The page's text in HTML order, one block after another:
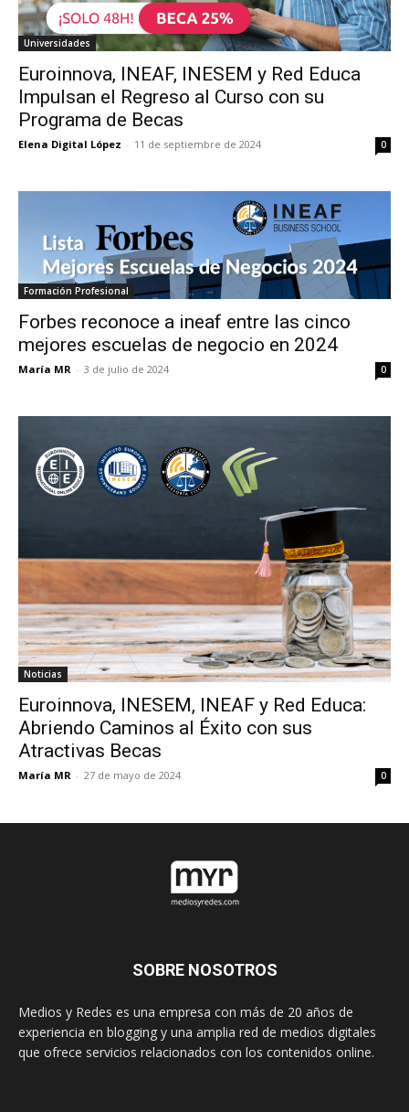
Universidades
Euroinnova, INEAF, INESEM y Red Educa
Impulsan el Regreso al Curso con su
Programa de Becas
Elena Digital López - 11 de septiembre de 2024 0
Formación Profesional
Forbes reconoce a ineaf entre las cinco
mejores escuelas de negocio en 2024
María MR - 3 de julio de 2024 0
Noticias
Euroinnova, INESEM, INEAF y Red Educa:
Abriendo Caminos al Éxito con sus
Atractivas Becas
María MR - 27 de mayo de 2024 0
SOBRE NOSOTROS
Medios y Redes es una empresa con más de 20 años de
experiencia en blogging y una amplia red de medios digitales
que ofrece servicios relacionados con los contenidos online.